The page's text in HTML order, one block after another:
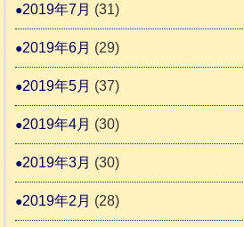
2019年7月 (31)
2019年6月 (29)
2019年5月 (37)
2019年4月 (30)
2019年3月 (30)
2019年2月 (28)